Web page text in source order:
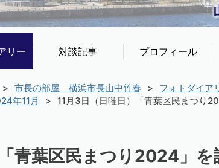
リー 対談記事 プロフィール
市長の部屋 横浜市長山中竹春 フォトダイア
年11月
11月3日（日曜日）「青葉区民まつり
青葉区民まつり2024」を